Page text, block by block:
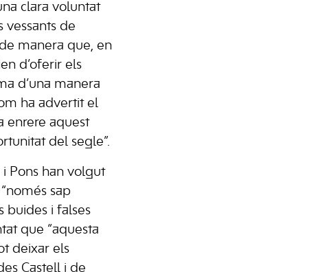
clara voluntat
vessants de
manera que, en
d’oferir els
d’una manera
ha advertit el
enrere aquest
del segle”.
Pons han volgut
sap
buides i falses
que “aquesta
deixar els
Castell i de